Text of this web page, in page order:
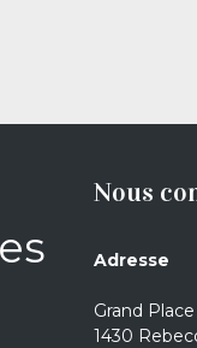
Nous
Adresse
Grand Place
1430